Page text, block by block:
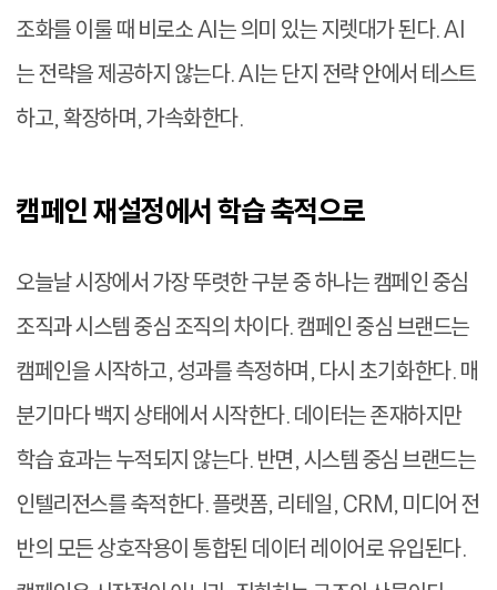
조화를 이룰 때 비로소 AI는 의미 있는 지렛대가 된다. AI
는 전략을 제공하지 않는다. AI는 단지 전략 안에서 테스트
하고, 확장하며, 가속화한다.
캠페인 재설정에서 학습 축적으로
오늘날 시장에서 가장 뚜렷한 구분 중 하나는 캠페인 중심
조직과 시스템 중심 조직의 차이다. 캠페인 중심 브랜드는
캠페인을 시작하고, 성과를 측정하며, 다시 초기화한다. 매
분기마다 백지 상태에서 시작한다. 데이터는 존재하지만
학습 효과는 누적되지 않는다. 반면, 시스템 중심 브랜드는
인텔리전스를 축적한다. 플랫폼, 리테일, CRM, 미디어 전
반의 모든 상호작용이 통합된 데이터 레이어로 유입된다.